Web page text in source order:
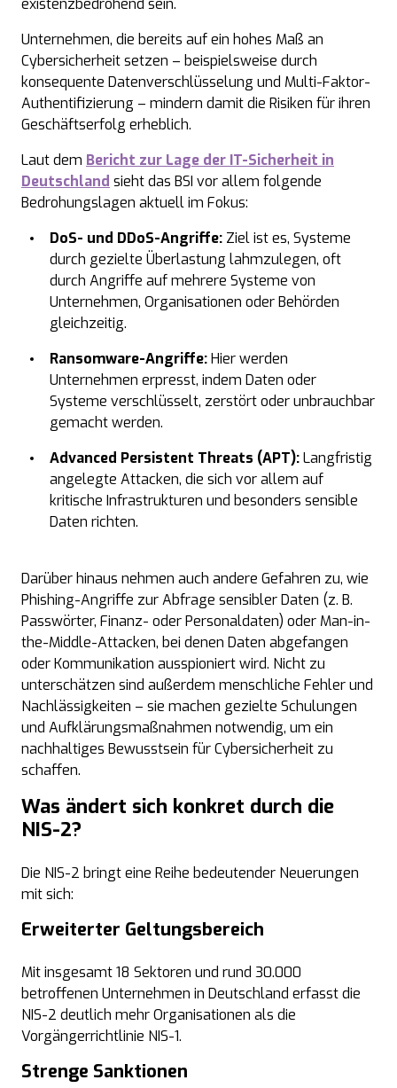
existenzbedrohend sein.
Unternehmen, die bereits auf ein hohes Maß an
Cybersicherheit setzen – beispielsweise durch
konsequente Datenverschlüsselung und Multi-Faktor-
Authentifizierung – mindern damit die Risiken für ihren
Geschäftserfolg erheblich.
Laut dem Bericht zur Lage der IT-Sicherheit in
Deutschland sieht das BSI vor allem folgende
Bedrohungslagen aktuell im Fokus:
DoS- und DDoS-Angriffe: Ziel ist es, Systeme
durch gezielte Überlastung lahmzulegen, oft
durch Angriffe auf mehrere Systeme von
Unternehmen, Organisationen oder Behörden
gleichzeitig.
Ransomware-Angriffe:Hier werden
Unternehmen erpresst, indem Daten oder
Systeme verschlüsselt, zerstört oder unbrauchbar
gemacht werden.
Advanced Persistent Threats (APT):Langfristig
angelegte Attacken, die sich vor allem auf
kritische Infrastrukturen und besonders sensible
Daten richten.
Darüber hinaus nehmen auch andere Gefahren zu, wie
Phishing-Angriffe zur Abfrage sensibler Daten (z. B.
Passwörter, Finanz- oder Personaldaten) oder Man-in-
the-Middle-Attacken, bei denen Daten abgefangen
oder Kommunikation ausspioniert wird. Nicht zu
unterschätzen sind außerdem menschliche Fehler und
Nachlässigkeiten – sie machen gezielte Schulungen
und Aufklärungsmaßnahmen notwendig, um ein
nachhaltiges Bewusstsein für Cybersicherheit zu
schaffen.
Was ändert sich konkret durch die
NIS-2?
Die NIS-2 bringt eine Reihe bedeutender Neuerungen
mit sich:
Erweiterter Geltungsbereich
Mit insgesamt 18 Sektoren und rund 30.000
betroffenen Unternehmen in Deutschland erfasst die
NIS-2 deutlich mehr Organisationen als die
Vorgängerrichtlinie NIS-1.
Strenge Sanktionen